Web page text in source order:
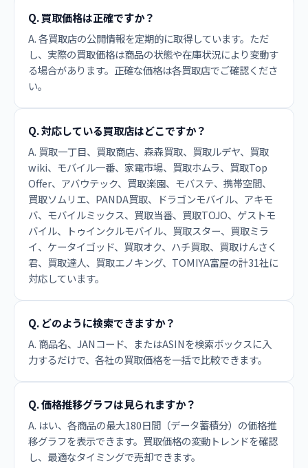
Q. 買取価格は正確ですか？
A. 各買取店の公開情報を定期的に取得しています。ただ
し、実際の買取価格は商品の状態や在庫状況により変動す
る場合があります。正確な価格は各買取店でご確認くださ
い。
Q. 対応している買取店はどこですか？
A. 買取一丁目、買取商店、森森買取、買取ルデヤ、買取
wiki、モバイル一番、家電市場、買取ホムラ、買取Top
Offer、アバウテック、買取楽園、モバステ、携帯空間、
買取ソムリエ、PANDA買取、ドラゴンモバイル、アキモ
バ、モバイルミックス、買取当番、買取TOJO、ゲストモ
バイル、トゥインクルモバイル、買取スター、買取ミラ
イ、ケータイゴッド、買取オク、ハチ買取、買取けんさく
君、買取達人、買取エノキング、TOMIYA富屋の計31社に
対応しています。
Q. どのように検索できますか？
A. 商品名、JANコード、またはASINを検索ボックスに入
力するだけで、各社の買取価格を一括で比較できます。
Q. 価格推移グラフは見られますか？
A. はい、各商品の最大180日間（データ蓄積分）の価格推
移グラフを表示できます。買取価格の変動トレンドを確認
し、最適なタイミングで売却できます。